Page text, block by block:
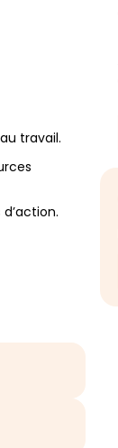
travail.